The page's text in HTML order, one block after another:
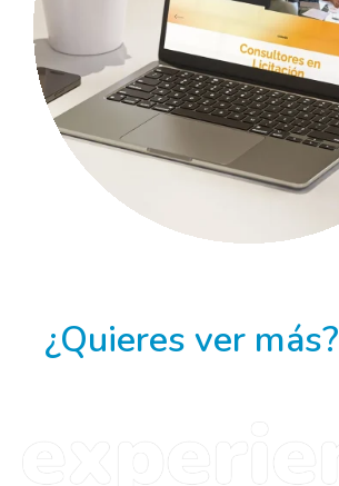
¿Quieres ver más?